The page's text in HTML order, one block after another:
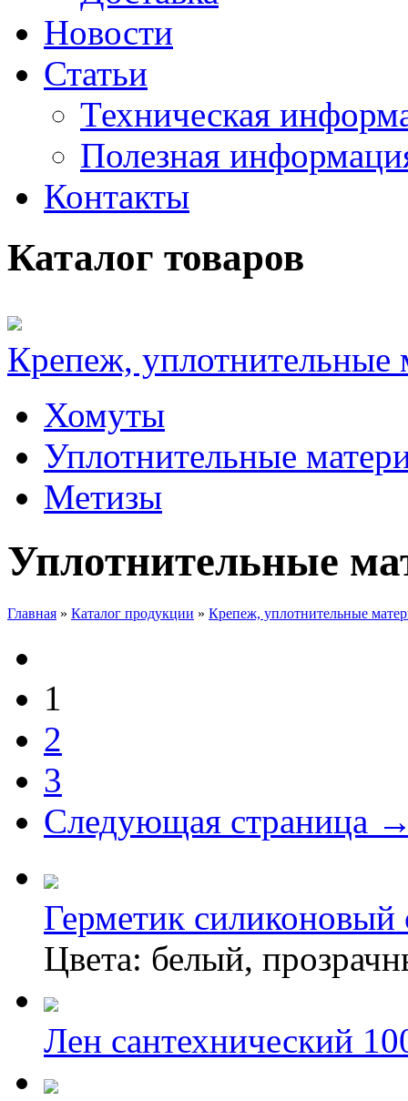
Новости
Статьи
Техническая
Полезная
Контакты
Каталог товаров
Крепеж, уплотнительные
Хомуты
Уплотнительные
Метизы
Уплотнительные
Главная » Каталог продукции » Крепеж, уплотнительные
1
2
3
Следующая страница
Герметик
Цвета: белый,
Лен сантехнический